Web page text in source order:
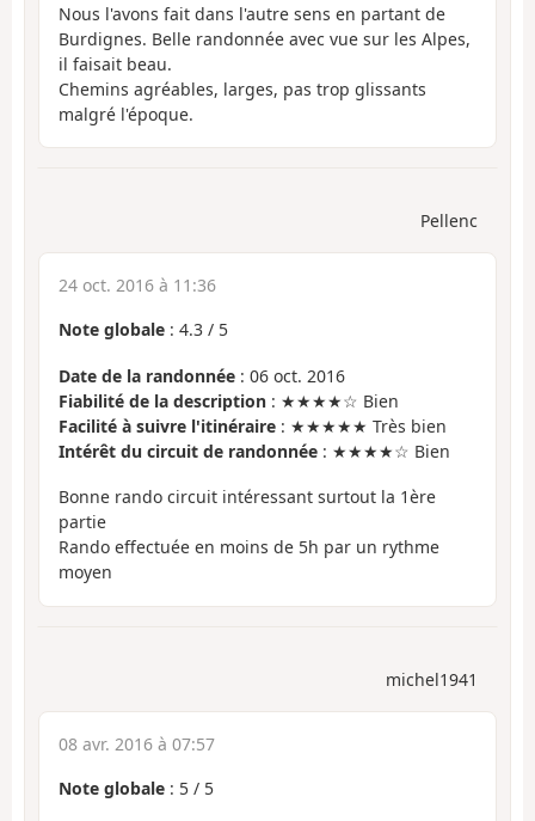
Nous l'avons fait dans l'autre sens en partant de
Burdignes. Belle randonnée avec vue sur les Alpes,
il faisait beau.
Chemins agréables, larges, pas trop glissants
malgré l'époque.
Pellenc
24 oct. 2016 à 11:36
Note globale : 4.3 / 5
Date de la randonnée : 06 oct. 2016
Fiabilité de la description : ★★★★☆ Bien
Facilité à suivre l'itinéraire : ★★★★★ Très bien
Intérêt du circuit de randonnée : ★★★★☆ Bien
Bonne rando circuit intéressant surtout la 1ère
partie
Rando effectuée en moins de 5h par un rythme
moyen
michel1941
08 avr. 2016 à 07:57
Note globale : 5 / 5